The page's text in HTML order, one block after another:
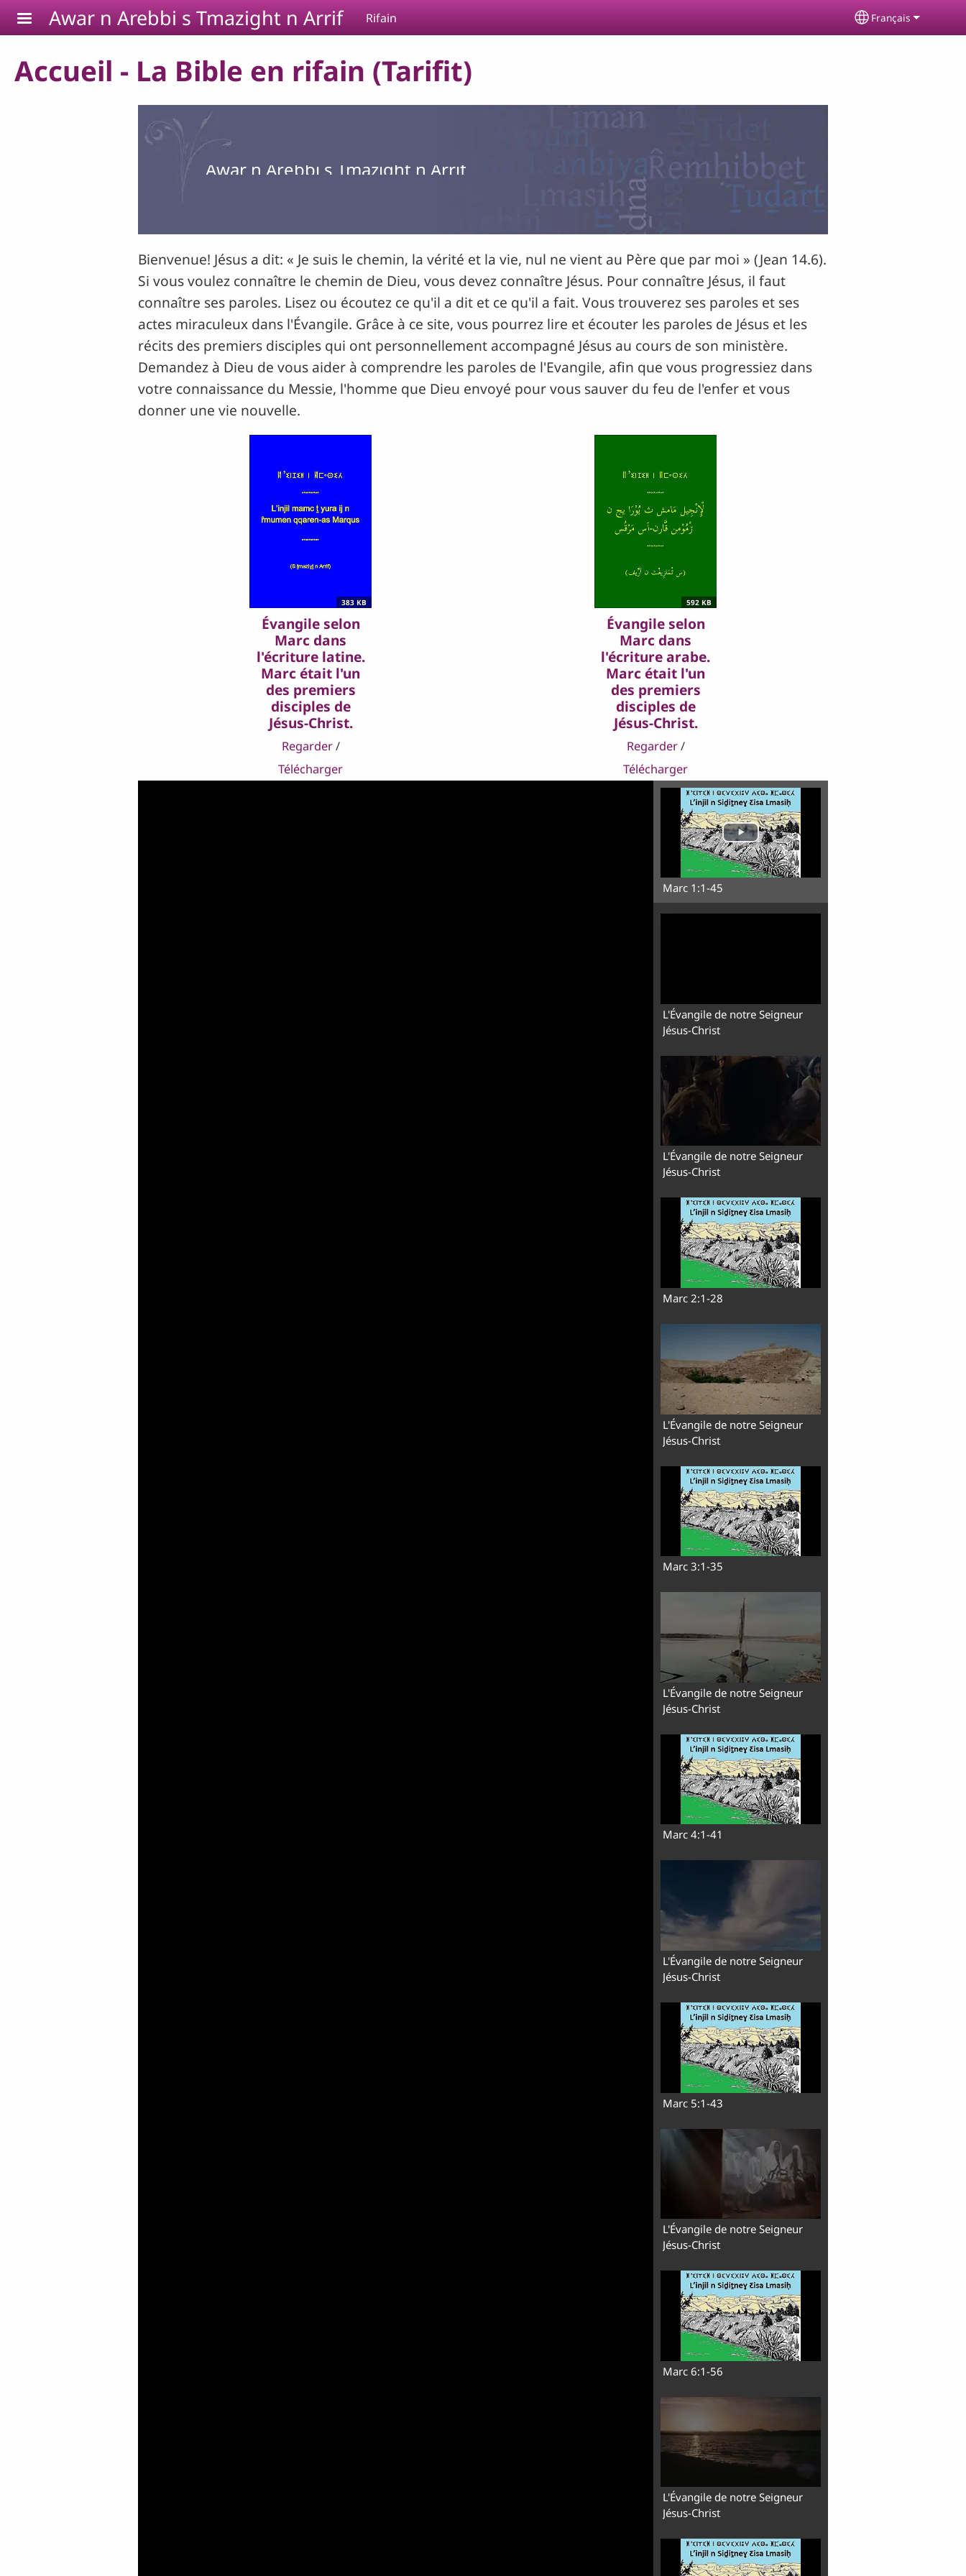
Aller au contenu principal
Awar n Arebbi s Tmazight n Arrif Rifain Select your
Français
Accueil - La Bible en rifain (Tarifit)
Awar n Arebbi s Tmazight n Arrif
Bienvenue! Jésus a dit: « Je suis le chemin, la vérité et la vie, nul ne vient au Père que par moi » (Jean 14.6).
Si vous voulez connaître le chemin de Dieu, vous devez connaître Jésus. Pour connaître Jésus, il faut
connaître ses paroles. Lisez ou écoutez ce qu'il a dit et ce qu'il a fait. Vous trouverez ses paroles et ses
actes miraculeux dans l'Évangile. Grâce à ce site, vous pourrez lire et écouter les paroles de Jésus et les
récits des premiers disciples qui ont personnellement accompagné Jésus au cours de son ministère.
Demandez à Dieu de vous aider à comprendre les paroles de l'Evangile, afin que vous progressiez dans
votre connaissance du Messie, l'homme que Dieu envoyé pour vous sauver du feu de l'enfer et vous
donner une vie nouvelle.
383 KB
Évangile selon
Marc dans
l'écriture latine.
Marc était l'un
des premiers
disciples de
Jésus-Christ.
Regarder/
Télécharger
592 KB
Évangile selon
Marc dans
l'écriture arabe.
Marc était l'un
des premiers
disciples de
Jésus-Christ.
Regarder/
Télécharger
Marc 1:1-45
L'Évangile de notre Seigneur
Jésus-Christ
L'Évangile de notre Seigneur
Jésus-Christ
Marc 2:1-28
L'Évangile de notre Seigneur
Jésus-Christ
Marc 3:1-35
L'Évangile de notre Seigneur
Jésus-Christ
Marc 4:1-41
L'Évangile de notre Seigneur
Jésus-Christ
Marc 5:1-43
L'Évangile de notre Seigneur
Jésus-Christ
Marc 6:1-56
L'Évangile de notre Seigneur
Jésus-Christ